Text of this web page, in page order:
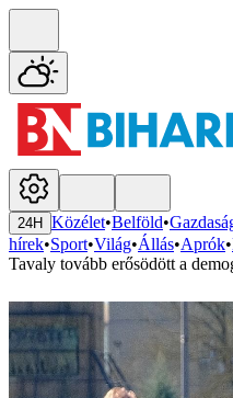
24H Közélet•Belföld•
hírek•Sport•Világ•Állás•Aprók•
Tavaly tovább erősödött a